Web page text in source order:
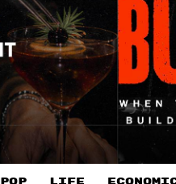
POP LIFE